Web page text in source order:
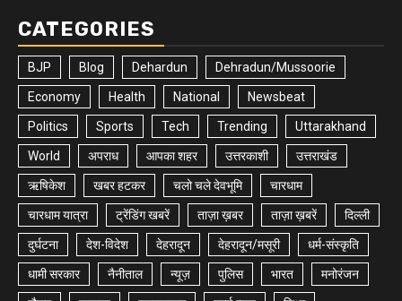
CATEGORIES
BJP Blog Dehardun Dehradun/Mussoorie
Economy Health National Newsbeat
Politics Sports Tech Trending Uttarakhand
World अपराध आपका शहर उत्तरकाशी उत्तराखंड
ऋषिकेश खबर हटकर चलो चले देवभूमि चारधाम
चारधाम यात्रा ट्रेंडिंग खबरें ताज़ा ख़बर ताज़ा ख़बरें दिल्ली
दुर्घटना देश-विदेश देहरादून देहरादून/मसूरी धर्म-संस्कृति
धामी सरकार नैनीताल न्यूज़ पुलिस भारत मनोरंजन